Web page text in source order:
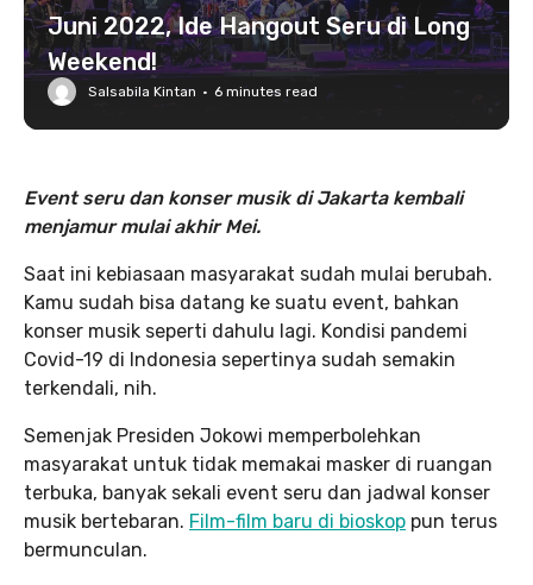
Juni 2022, Ide Hangout Seru di Long
Weekend!
Salsabila Kintan · 6 minutes read
Event seru dan konser musik di Jakarta kembali
menjamur mulai akhir Mei.
Saat ini kebiasaan masyarakat sudah mulai berubah.
Kamu sudah bisa datang ke suatu event, bahkan
konser musik seperti dahulu lagi. Kondisi pandemi
Covid-19 di Indonesia sepertinya sudah semakin
terkendali, nih.
Semenjak Presiden Jokowi memperbolehkan
masyarakat untuk tidak memakai masker di ruangan
terbuka, banyak sekali event seru dan jadwal konser
musik bertebaran. Film-film baru di bioskop pun terus
bermunculan.